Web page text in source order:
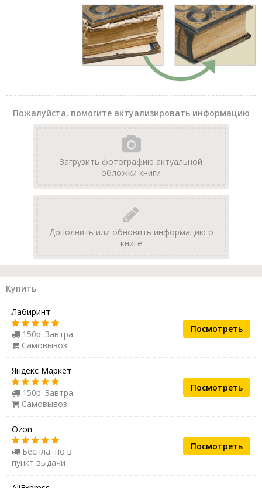
Пожалуйста, помогите актуализировать информацию
Загрузить фотографию актуальной
обложки книги
Дополнить или обновить информацию о
книге
Купить
Лабиринт
150р. Завтра
Самовывоз
Посмотреть
Яндекс Маркет
150р. Завтра
Самовывоз
Посмотреть
Ozon
Бесплатно в
пункт выдачи
Посмотреть